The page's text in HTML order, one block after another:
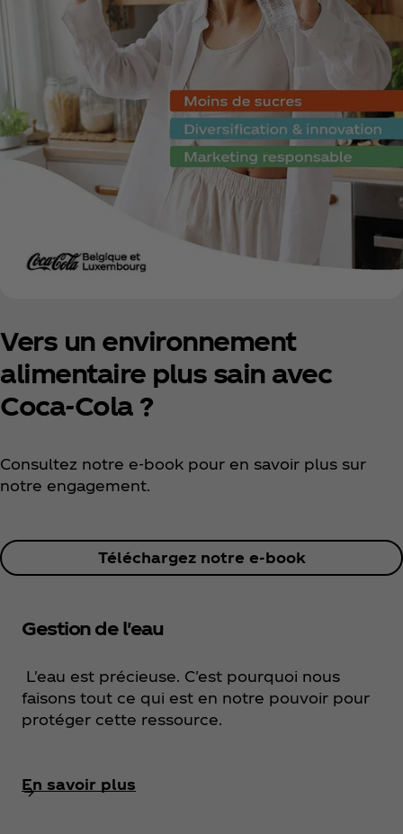
Vers un environnement
alimentaire plus sain avec
Coca‑Cola ?
Consultez notre e-book pour en savoir plus sur
notre engagement.
Téléchargez notre e-book
Gestion de l'eau
L'eau est précieuse. C'est pourquoi nous
faisons tout ce qui est en notre pouvoir pour
protéger cette ressource.
En savoir plus